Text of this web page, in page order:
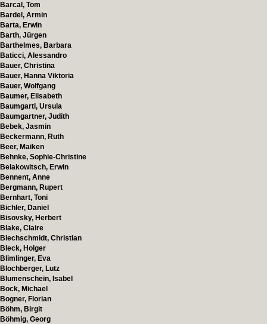
Barcal, Tom
Bardel, Armin
Barta, Erwin
Barth, Jürgen
Barthelmes, Barbara
Baticci, Alessandro
Bauer, Christina
Bauer, Hanna Viktoria
Bauer, Wolfgang
Baumer, Elisabeth
Baumgartl, Ursula
Baumgartner, Judith
Bebek, Jasmin
Beckermann, Ruth
Beer, Maiken
Behnke, Sophie-Christine
Belakowitsch, Erwin
Bennent, Anne
Bergmann, Rupert
Bernhart, Toni
Bichler, Daniel
Bisovsky, Herbert
Blake, Claire
Blechschmidt, Christian
Bleck, Holger
Blimlinger, Eva
Blochberger, Lutz
Blumenschein, Isabel
Bock, Michael
Bogner, Florian
Böhm, Birgit
Böhmig, Georg